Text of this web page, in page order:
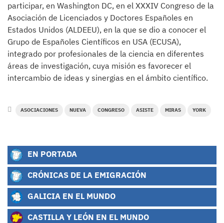
participar, en Washington DC, en el XXXIV Congreso de la
Asociación de Licenciados y Doctores Españoles en
Estados Unidos (ALDEEU), en la que se dio a conocer el
Grupo de Españoles Científicos en USA (ECUSA),
integrado por profesionales de la ciencia en diferentes
áreas de investigación, cuya misión es favorecer el
intercambio de ideas y sinergias en el ámbito científico.
ASOCIACIONES NUEVA CONGRESO ASISTE MIRAS YORK
EN PORTADA
CRÓNICAS DE LA EMIGRACIÓN
GALICIA EN EL MUNDO
CASTILLA Y LEÓN EN EL MUNDO